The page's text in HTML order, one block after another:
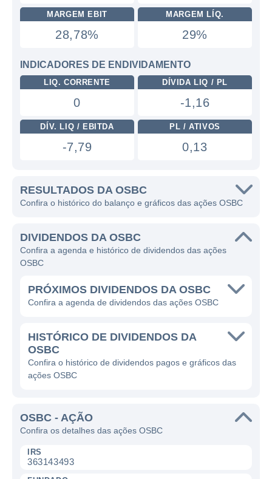
MARGEM EBIT
28,78%
MARGEM LÍQ.
29%
INDICADORES DE ENDIVIDAMENTO
LIQ. CORRENTE
0
DÍVIDA LIQ / PL
-1,16
DÍV. LIQ / EBITDA
-7,79
PL / ATIVOS
0,13
RESULTADOS DA OSBC
Confira o histórico do balanço e gráficos das ações OSBC
DIVIDENDOS DA OSBC
Confira a agenda e histórico de dividendos das ações
OSBC
PRÓXIMOS DIVIDENDOS DA OSBC
Confira a agenda de dividendos das ações OSBC
HISTÓRICO DE DIVIDENDOS DA
OSBC
Confira o histórico de dividendos pagos e gráficos das
ações OSBC
OSBC - AÇÃO
Confira os detalhes das ações OSBC
IRS
363143493